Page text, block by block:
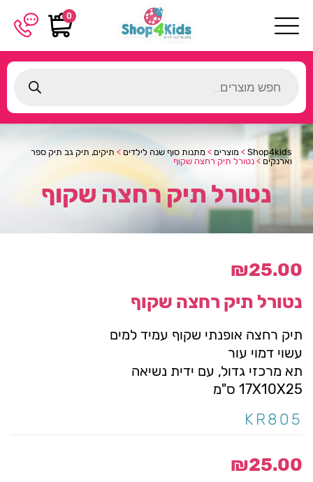
0
search
Shop4kids
> מוצרים > מתנות סוף שנה לילדים > תיקים, תיק גב תיק ספר
וארנקים > נטורל תיק רחצה שקוף
נטורל תיק רחצה שקוף
₪25.00
נטורל תיק רחצה שקוף
תיק רחצה אופנתי שקוף עמיד למים
עשוי דמוי עור
תא מרכזי גדול, עם ידית נשיאה
17X10X25 ס"מ
KR805
₪25.00